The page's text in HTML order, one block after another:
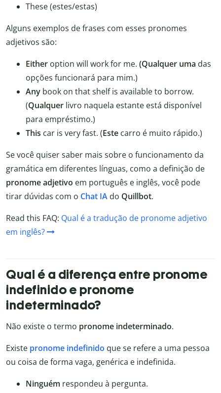
These (estes/estas)
Alguns exemplos de frases com esses pronomes
adjetivos são:
Either option will work for me. (Qualquer uma das
opções funcionará para mim.)
Any book on that shelf is available to borrow.
(Qualquer livro naquela estante está disponível
para empréstimo.)
This car is very fast. (Este carro é muito rápido.)
Se você quiser saber mais sobre o funcionamento da
gramática em diferentes línguas, como a definição de
pronome adjetivo em português e inglês, você pode
tirar dúvidas com o Chat IA do Quillbot.
Read this FAQ: Qual é a tradução de pronome adjetivo
em inglês?
Qual é a diferença entre pronome
indefinido e pronome
indeterminado?
Não existe o termo pronome indeterminado.
Existe pronome indefinido que se refere a uma pessoa
ou coisa de forma vaga, genérica e indefinida.
Ninguém respondeu à pergunta.